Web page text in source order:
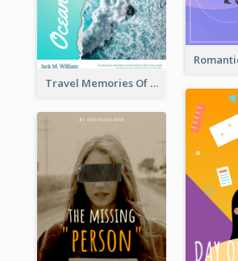
Travel Memories Of Arcadia Book Cover